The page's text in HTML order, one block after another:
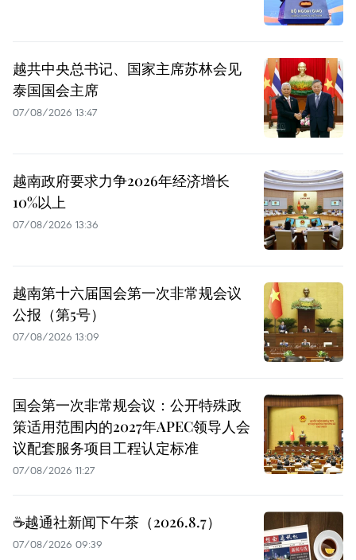
越共中央总书记、国家主席苏林会见
泰国国会主席
07/08/2026 13:47
越南政府要求力争2026年经济增长
10%以上
07/08/2026 13:36
越南第十六届国会第一次非常规会议
公报（第5号）
07/08/2026 13:09
国会第一次非常规会议：公开特殊政
策适用范围内的2027年APEC领导人会
议配套服务项目工程认定标准
07/08/2026 11:27
☕️越通社新闻下午茶（2026.8.7）
07/08/2026 09:39